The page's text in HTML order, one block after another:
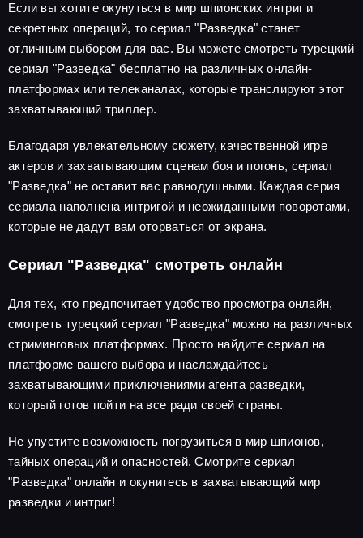
Если вы хотите окунуться в мир шпионских интриг и
секретных операций, то сериал "Разведка" станет
отличным выбором для вас. Вы можете смотреть турецкий
сериал "Разведка" бесплатно на различных онлайн-
платформах или телеканалах, которые транслируют этот
захватывающий триллер.
Благодаря увлекательному сюжету, качественной игре
актеров и захватывающим сценам боя и погонь, сериал
"Разведка" не оставит вас равнодушными. Каждая серия
сериала наполнена интригой и неожиданными поворотами,
которые не дадут вам оторваться от экрана.
Сериал "Разведка" смотреть онлайн
Для тех, кто предпочитает удобство просмотра онлайн,
смотреть турецкий сериал "Разведка" можно на различных
стриминговых платформах. Просто найдите сериал на
платформе вашего выбора и наслаждайтесь
захватывающими приключениями агента разведки,
который готов пойти на все ради своей страны.
Не упустите возможность погрузиться в мир шпионов,
тайных операций и опасностей. Смотрите сериал
"Разведка" онлайн и окунитесь в захватывающий мир
разведки и интриг!